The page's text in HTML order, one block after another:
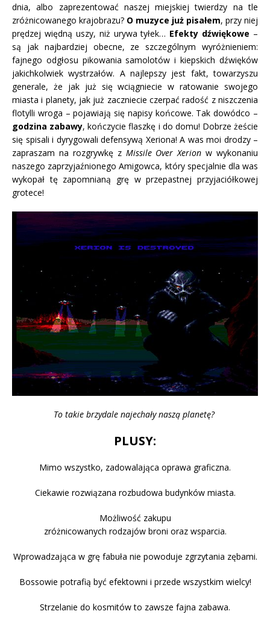
dnia, albo zaprezentować naszej miejskiej twierdzy na tle
zróżnicowanego krajobrazu? O muzyce już pisałem, przy niej
prędzej więdną uszy, niż urywa tyłek… Efekty dźwiękowe –
są jak najbardziej obecne, ze szczególnym wyróżnieniem:
fajnego odgłosu pikowania samolotów i kiepskich dźwięków
jakichkolwiek wystrzałów. A najlepszy jest fakt, towarzyszu
generale, że jak już się wciągniecie w ratowanie swojego
miasta i planety, jak już zaczniecie czerpać radość z niszczenia
flotylli wroga – pojawiają się napisy końcowe. Tak dowódco –
godzina zabawy, kończycie flaszkę i do domu! Dobrze żeście
się spisali i dyrygowali defensywą Xeriona! A was moi drodzy –
zapraszam na rozgrywkę z Missile Over Xerion w wykonaniu
naszego zaprzyjaźnionego Amigowca, który specjalnie dla was
wykopał tę zapomnianą grę w przepastnej przyjaciółkowej
grotece!
To takie brzydale najechały naszą planetę?
PLUSY:
Mimo wszystko, zadowalająca oprawa graficzna.
Ciekawie rozwiązana rozbudowa budynków miasta.
Możliwość zakupu
zróżnicowanych rodzajów broni oraz wsparcia.
Wprowadzająca w grę fabuła nie powoduje zgrzytania zębami.
Bossowie potrafią być efektowni i przede wszystkim wielcy!
Strzelanie do kosmitów to zawsze fajna zabawa.